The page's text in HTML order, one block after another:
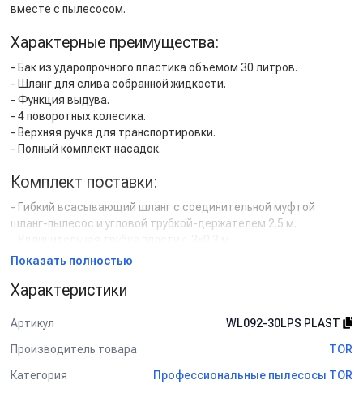
вместе с пылесосом.
Характерные преимущества:
- Бак из ударопрочного пластика объемом 30 литров.
- Шланг для слива собранной жидкости.
- Функция выдува.
- 4 поворотных колесика.
- Верхняя ручка для транспортировки.
- Полный комплект насадок.
Комплект поставки:
- Гибкий всасывающий шланг с соединительной муфтой
шланг-пылесос и угловой трубкой-держателем 2.5 м.
- Универсальная напольная насадка (щетина, резинка, 2 малых
- Насадка-щётка полукруглая для уборки труднодоступных
- Щелевая насадка 125 мм.
- Фильтр-колпак (1 шт).
- Поролоновая защита мотора от вспенивания на поплавкой
камере (1 шт).
Показать полностью
Характеристики
Артикул
WL092-30LPS PLAST
Производитель товара
TOR
Категория
Профессиональные пылесосы TOR